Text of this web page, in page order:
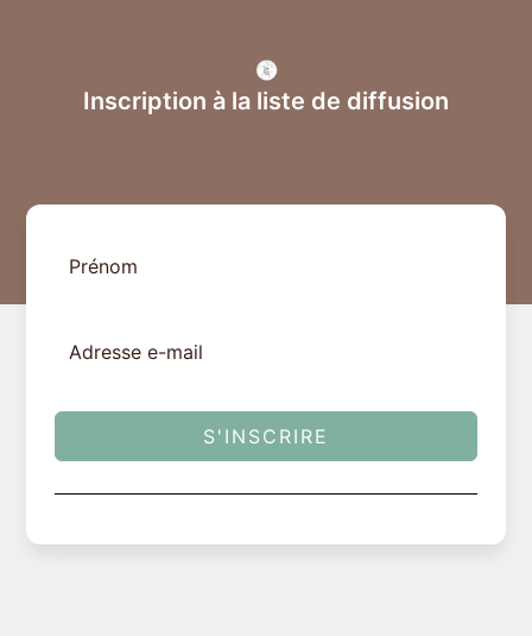
Inscription à la liste de diffusion
S'INSCRIRE